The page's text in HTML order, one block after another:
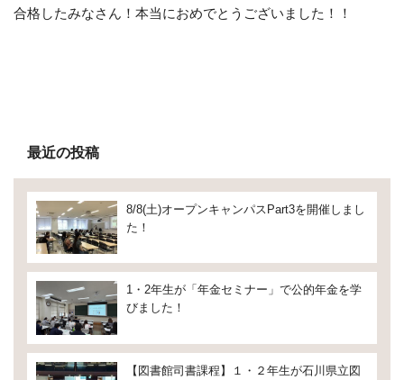
合格したみなさん！本当におめでとうございました！！
最近の投稿
8/8(土)オープンキャンパスPart3を開催しまし
た！
1・2年生が「年金セミナー」で公的年金を学
びました！
【図書館司書課程】１・２年生が石川県立図